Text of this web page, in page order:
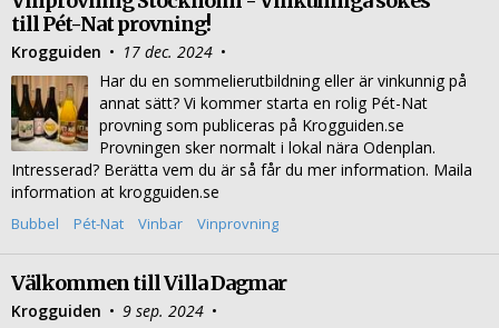
till Pét-Nat provning!
Krogguiden • 17 dec. 2024 •
Har du en sommelierutbildning eller är vinkunnig på
annat sätt? Vi kommer starta en rolig Pét-Nat
provning som publiceras på Krogguiden.se
Provningen sker normalt i lokal nära Odenplan.
Intresserad? Berätta vem du är så får du mer information. Maila
information at krogguiden.se
Bubbel Pét-Nat Vinbar Vinprovning
Välkommen till Villa Dagmar
Krogguiden • 9 sep. 2024 •